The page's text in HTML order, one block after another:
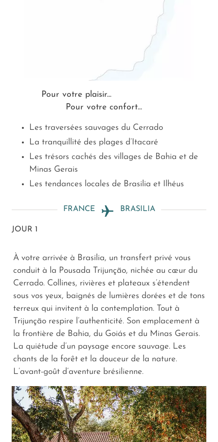
Pour votre plaisir...
Pour votre confort...
Les traversées sauvages du Cerrado
La tranquillité des plages d’Itacaré
Les trésors cachés des villages de Bahia et de
Minas Gerais
Les tendances locales de Brasilia et Ilhéus
FRANCE BRASILIA
JOUR 1
À votre arrivée à Brasilia, un transfert privé vous
conduit à la Pousada Trijunção, nichée au cœur du
Cerrado. Collines, rivières et plateaux s’étendent
sous vos yeux, baignés de lumières dorées et de tons
terreux qui invitent à la contemplation. Tout à
Trijunção respire l’authenticité. Son emplacement à
la frontière de Bahia, du Goiás et du Minas Gerais.
La quiétude d’un paysage encore sauvage. Les
chants de la forêt et la douceur de la nature.
L’avant-goût d’aventure brésilienne.